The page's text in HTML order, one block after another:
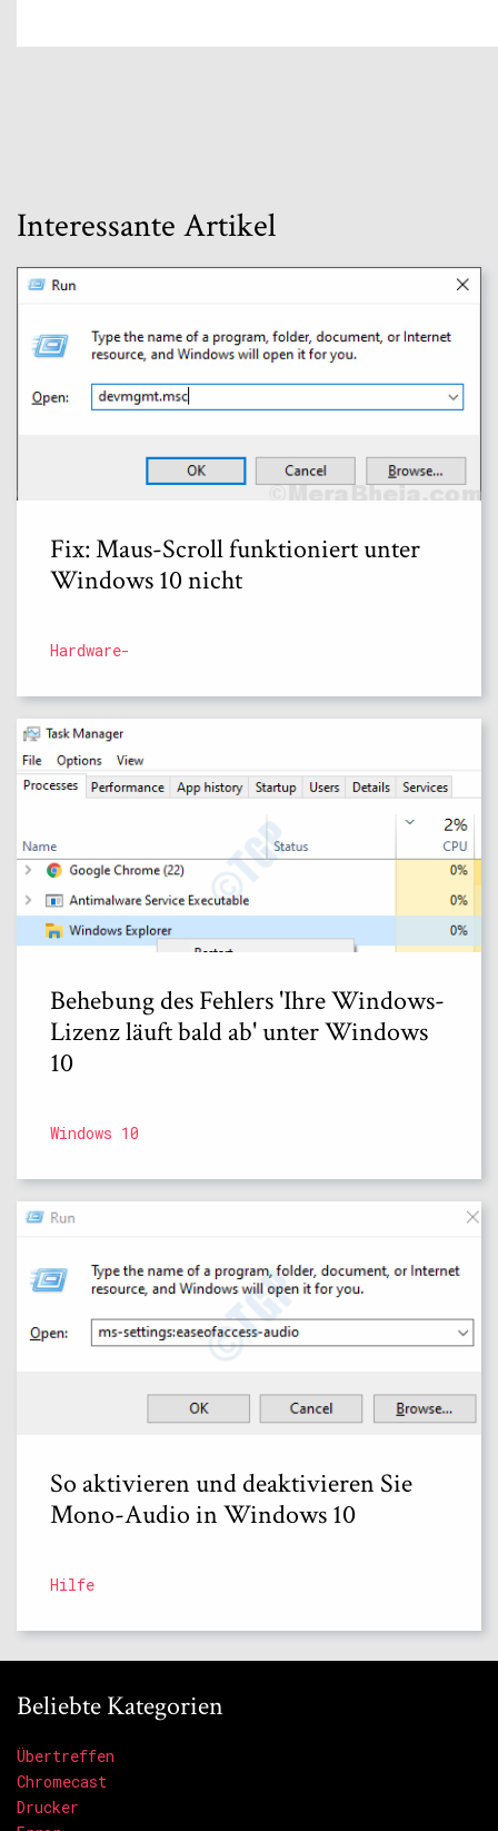
Interessante Artikel
Fix: Maus-Scroll funktioniert unter
Windows 10 nicht
Hardware-
Behebung des Fehlers 'Ihre Windows-
Lizenz läuft bald ab' unter Windows
10
Windows 10
So aktivieren und deaktivieren Sie
Mono-Audio in Windows 10
Hilfe
Beliebte Kategorien
Übertreffen
Chromecast
Drucker